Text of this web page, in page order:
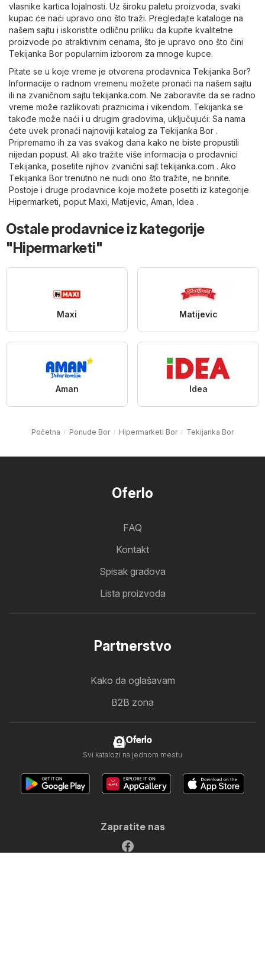
vlasnike kartica lojalnosti. Uz široku paletu proizvoda, svaki
kupac će naći upravo ono što traži. Pregledajte kataloge na
našem sajtu i iskoristite odličnu priliku da kupite kvalitetne
proizvode po atraktivnim cenama, što je upravo ono što čini
Tekijanka Bor popularnim izborom za mnoge kupce.
Pitate se u koje vreme je otvorena prodavnica Tekijanka Bor?
Informacije o radnom vremenu možete pronaći na našem sajtu
ili na zvaničnom sajtutekijanka.com. Ne zaboravite da se radno
vreme može razlikovati praznicima i vikendom. Tekijanka se
takođe može naći i u drugim gradovima, uključujući: Sa nama
ćete uvek pronaći najnoviji katalog za Tekijanka Bor .
Pripremamo ih za vas svakog dana kako ne biste propustili
nijedan popust. Ali ako tražite više informacija o prodavnici
Tekijanka, posetite njihov zvanični sajttekijanka.com . Ako
Tekijanka Bor trenutno ne nudi ono što tražite, ne brinite.
Postoje i druge prodavnice koje možete posetiti iz kategorije
Hipermarketi , poput Maxi Matijevic Aman Idea .
Ostale prodavnice iz kategorije
"Hipermarketi"
Maxi Matijevic
Aman Idea
Početna Ponude Bor Hipermarketi Bor Tekijanka Bor
Oferlo
FAQ
Kontakt
Spisak gradova
Lista proizvoda
Partnerstvo
Kako da oglašavam
B2B zona
Oferlo
Svi katalozi na jednom mestu
Zapratite nas